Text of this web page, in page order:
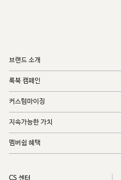
브랜드 소개
룩북 캠페인
커스텀마이징
지속가능한 가치
멤버쉽 혜택
CS 센터